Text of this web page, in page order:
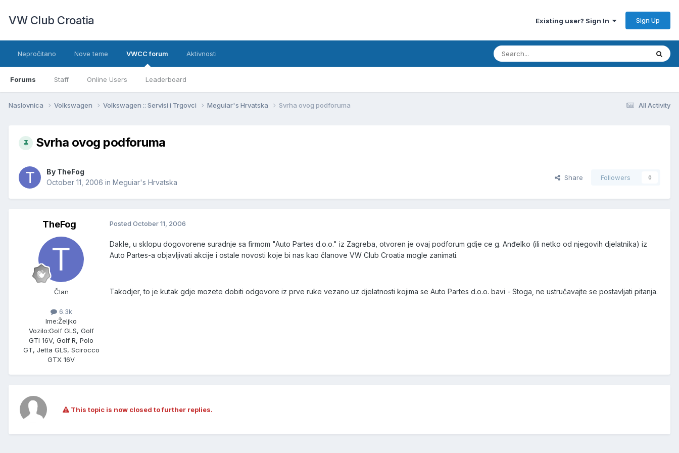
VW Club Croatia Existing user? Sign In Sign Up
Nepročitano Nove teme VWCC forum
Forums Staff Online Users Leaderboard
Aktivnosti
All Activity
Naslovnica Volkswagen Volkswagen :: Servisi i Trgovci Meguiar's Hrvatska Svrha ovog podforuma
Svrha ovog podforuma
By TheFog
October 11, 2006 in Meguiar's Hrvatska
Share Followers 0
TheFog
Član
6.3k
Ime:Željko
Vozilo:Golf GLS, Golf
GTI 16V, Golf R, Polo
GT, Jetta GLS, Scirocco
GTX 16V
Posted October 11, 2006
Dakle, u sklopu dogovorene suradnje sa firmom "Auto Partes d.o.o." iz Zagreba, otvoren je ovaj podforum gdje ce g. Anđelko (ili netko od njegovih djelatnika) iz
Auto Partes-a objavljivati akcije i ostale novosti koje bi nas kao članove VW Club Croatia mogle zanimati.
Takodjer, to je kutak gdje mozete dobiti odgovore iz prve ruke vezano uz djelatnosti kojima se Auto Partes d.o.o. bavi - Stoga, ne ustručavajte se postavljati pitanja.
This topic is now closed to further replies.